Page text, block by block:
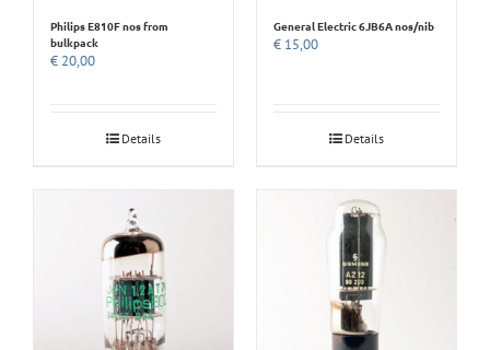
Philips E810F nos from
bulkpack
€ 20,00
Details
General Electric 6JB6A nos/nib
€ 15,00
Details